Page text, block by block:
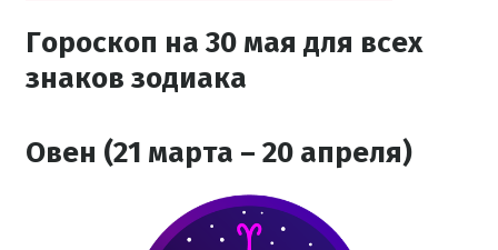
Гороскоп на 30 мая для всех
знаков зодиака
Овен (21 марта – 20 апреля)